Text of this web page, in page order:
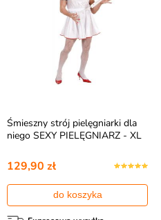
Śmieszny strój pielęgniarki dla
niego SEXY PIELĘGNIARZ - XL
129,90 zł
do koszyka